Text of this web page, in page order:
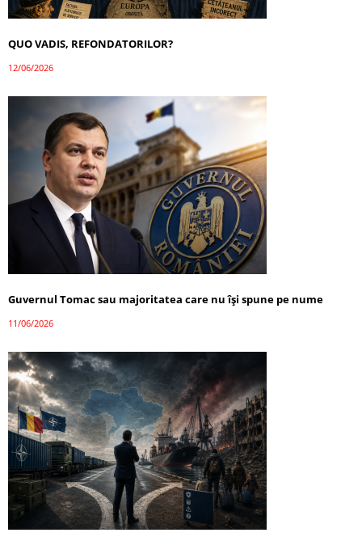
QUO VADIS, REFONDATORILOR?
12/06/2026
Guvernul Tomac sau majoritatea care nu își spune pe nume
11/06/2026